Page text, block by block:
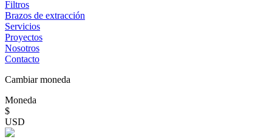
Filtros
Brazos de extracción
Servicios
Proyectos
Nosotros
Contacto
Cambiar moneda
Moneda
$
USD